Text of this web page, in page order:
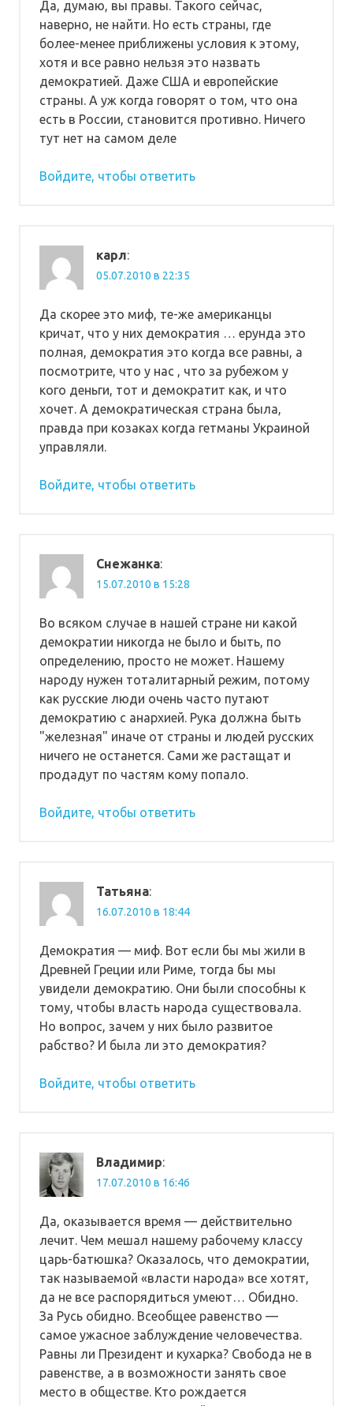
Да, думаю, вы правы. Такого сейчас,
наверно, не найти. Но есть страны, где
более-менее приближены условия к этому,
хотя и все равно нельзя это назвать
демократией. Даже США и европейские
страны. А уж когда говорят о том, что она
есть в России, становится противно. Ничего
тут нет на самом деле
Войдите, чтобы ответить
карл:
05.07.2010 в 22:35
Да скорее это миф, те-же американцы
кричат, что у них демократия … ерунда это
полная, демократия это когда все равны, а
посмотрите, что у нас , что за рубежом у
кого деньги, тот и демократит как, и что
хочет. А демократическая страна была,
правда при козаках когда гетманы Украиной
управляли.
Войдите, чтобы ответить
Снежанка:
15.07.2010 в 15:28
Во всяком случае в нашей стране ни какой
демократии никогда не было и быть, по
определению, просто не может. Нашему
народу нужен тоталитарный режим, потому
как русские люди очень часто путают
демократию с анархией. Рука должна быть
"железная" иначе от страны и людей русских
ничего не останется. Сами же растащат и
продадут по частям кому попало.
Войдите, чтобы ответить
Татьяна:
16.07.2010 в 18:44
Демократия — миф. Вот если бы мы жили в
Древней Греции или Риме, тогда бы мы
увидели демократию. Они были способны к
тому, чтобы власть народа существовала.
Но вопрос, зачем у них было развитое
рабство? И была ли это демократия?
Войдите, чтобы ответить
Владимир:
17.07.2010 в 16:46
Да, оказывается время — действительно
лечит. Чем мешал нашему рабочему классу
царь-батюшка? Оказалось, что демократии,
так называемой «власти народа» все хотят,
да не все распорядиться умеют… Обидно.
За Русь обидно. Всеобщее равенство —
самое ужасное заблуждение человечества.
Равны ли Президент и кухарка? Свобода не в
равенстве, а в возможности занять свое
место в обществе. Кто рождается